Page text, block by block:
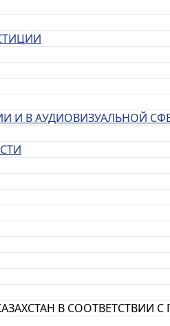
И В АУДИОВИЗУАЛЬНОЙ
В СООТВЕТСТВИИ